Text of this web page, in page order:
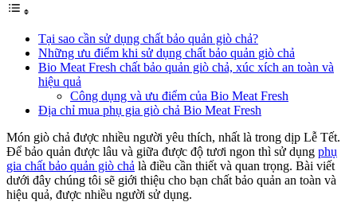
Tại sao cần sử dụng chất bảo quản giò chả?
Những ưu điểm khi sử dụng chất bảo quản giò chả
Bio Meat Fresh chất bảo quản giò chả, xúc xích an toàn và
hiệu quả
Công dụng và ưu điểm của Bio Meat Fresh
Địa chỉ mua phụ gia giò chả Bio Meat Fresh
Món giò chả được nhiều người yêu thích, nhất là trong dịp Lễ Tết.
Để bảo quản được lâu và giữa được độ tươi ngon thì sử dụng phụ
gia chất bảo quản giò chả là điều cần thiết và quan trọng. Bài viết
dưới đây chúng tôi sẽ giới thiệu cho bạn chất bảo quản an toàn và
hiệu quả, được nhiều người sử dụng.